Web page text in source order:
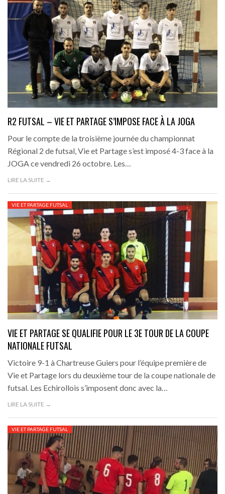
R2 FUTSAL – VIE ET PARTAGE S’IMPOSE FACE À LA JOGA
Pour le compte de la troisième journée du championnat
Régional 2 de futsal, Vie et Partage s’est imposé 4-3 face à la
JOGA ce vendredi 26 octobre. Les…
LIRE LA SUITE →
VIE ET PARTAGE FUTSAL
VIE ET PARTAGE SE QUALIFIE POUR LE 3E TOUR DE LA COUPE
NATIONALE FUTSAL
Victoire 9-1 à Chartreuse Guiers pour l’équipe première de
Vie et Partage lors du deuxième tour de la coupe nationale de
futsal. Les Echirollois s’imposent donc avec la…
LIRE LA SUITE →
VIE ET PARTAGE FUTSAL